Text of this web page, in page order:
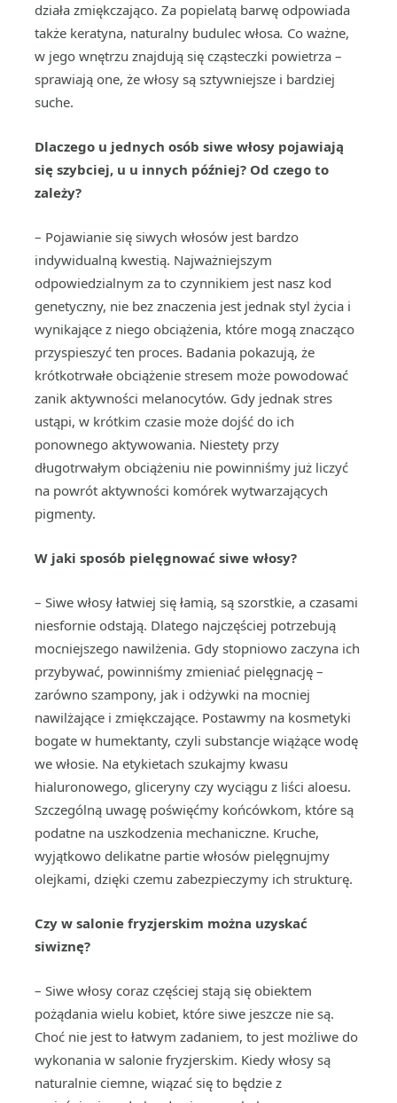
działa zmiękczająco. Za popielatą barwę odpowiada
także keratyna, naturalny budulec włosa. Co ważne,
w jego wnętrzu znajdują się cząsteczki powietrza –
sprawiają one, że włosy są sztywniejsze i bardziej
suche.
Dlaczego u jednych osób siwe włosy pojawiają
się szybciej, u u innych później? Od czego to
zależy?
– Pojawianie się siwych włosów jest bardzo
indywidualną kwestią. Najważniejszym
odpowiedzialnym za to czynnikiem jest nasz kod
genetyczny, nie bez znaczenia jest jednak styl życia i
wynikające z niego obciążenia, które mogą znacząco
przyspieszyć ten proces. Badania pokazują, że
krótkotrwałe obciążenie stresem może powodować
zanik aktywności melanocytów. Gdy jednak stres
ustąpi, w krótkim czasie może dojść do ich
ponownego aktywowania. Niestety przy
długotrwałym obciążeniu nie powinniśmy już liczyć
na powrót aktywności komórek wytwarzających
pigmenty.
W jaki sposób pielęgnować siwe włosy?
– Siwe włosy łatwiej się łamią, są szorstkie, a czasami
niesfornie odstają. Dlatego najczęściej potrzebują
mocniejszego nawilżenia. Gdy stopniowo zaczyna ich
przybywać, powinniśmy zmieniać pielęgnację –
zarówno szampony, jak i odżywki na mocniej
nawilżające i zmiękczające. Postawmy na kosmetyki
bogate w humektanty, czyli substancje wiążące wodę
we włosie. Na etykietach szukajmy kwasu
hialuronowego, gliceryny czy wyciągu z liści aloesu.
Szczególną uwagę poświęćmy końcówkom, które są
podatne na uszkodzenia mechaniczne. Kruche,
wyjątkowo delikatne partie włosów pielęgnujmy
olejkami, dzięki czemu zabezpieczymy ich strukturę.
Czy w salonie fryzjerskim można uzyskać
siwiznę?
– Siwe włosy coraz częściej stają się obiektem
pożądania wielu kobiet, które siwe jeszcze nie są.
Choć nie jest to łatwym zadaniem, to jest możliwe do
wykonania w salonie fryzjerskim. Kiedy włosy są
naturalnie ciemne, wiązać się to będzie z